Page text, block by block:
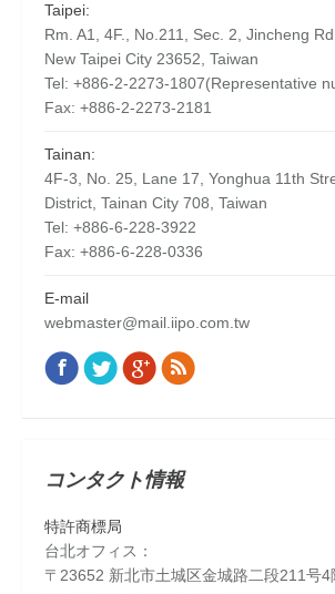
Taipei:
Rm. A1, 4F., No.211, Sec. 2, Jincheng
New Taipei City 23652, Taiwan
Tel: +886-2-2273-1807(Representative
Fax: +886-2-2273-2181
Tainan:
4F-3, No. 25, Lane 17, Yonghua 11th
District, Tainan City 708, Taiwan
Tel: +886-6-228-3922
Fax: +886-6-228-0336
E-mail
webmaster@mail.iipo.com.tw
Find us on:
Facebook
TwitterGoogle+
Rss
コンタクト情報
特許商標局
台北オフィス：
〒23652 新北市土城区金城路二段211号4